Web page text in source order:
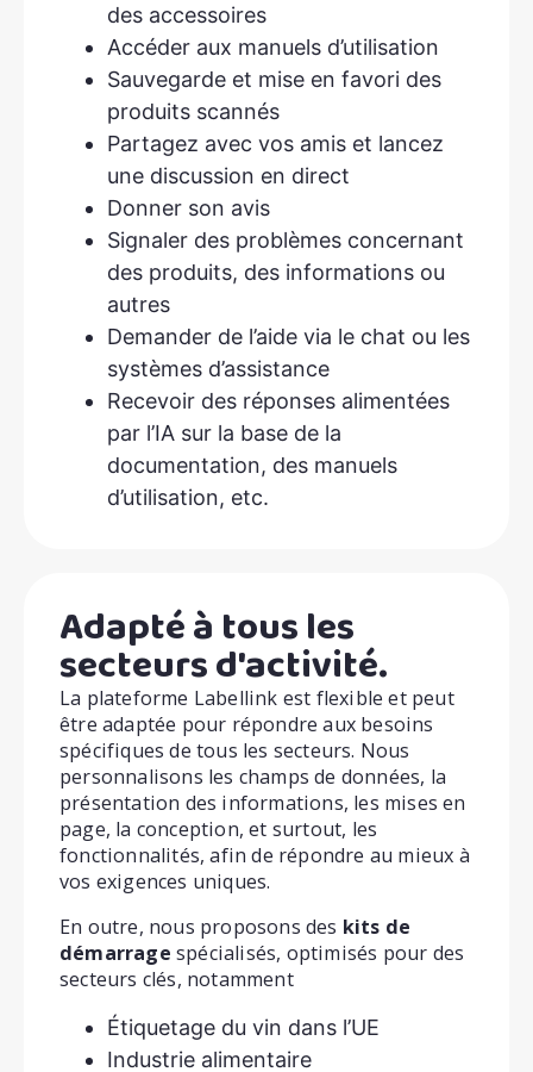
des accessoires
Accéder aux manuels d’utilisation
Sauvegarde et mise en favori des
produits scannés
Partagez avec vos amis et lancez
une discussion en direct
Donner son avis
Signaler des problèmes concernant
des produits, des informations ou
autres
Demander de l’aide via le chat ou les
systèmes d’assistance
Recevoir des réponses alimentées
par l’IA sur la base de la
documentation, des manuels
d’utilisation, etc.
Adapté à tous les
secteurs d'activité.
La plateforme Labellink est flexible et peut
être adaptée pour répondre aux besoins
spécifiques de tous les secteurs. Nous
personnalisons les champs de données, la
présentation des informations, les mises en
page, la conception, et surtout, les
fonctionnalités, afin de répondre au mieux à
vos exigences uniques.
En outre, nous proposons des kits de
démarrage spécialisés, optimisés pour des
secteurs clés, notamment
Étiquetage du vin dans l’UE
Industrie alimentaire